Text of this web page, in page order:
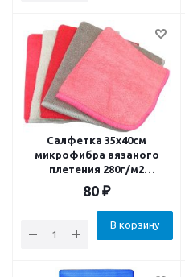
Салфетка 35х40см
микрофибра вязаного
плетения 280г/м2
"Трикотаж"
80 ₽
В корзину